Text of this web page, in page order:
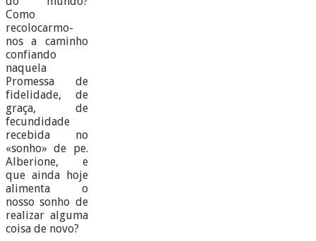
Como
recolocarmo-
nos a caminho
confiando
naquela
Promessa de
fidelidade, de
graça, de
fecundidade
recebida no
«sonho» de pe.
Alberione, e
que ainda hoje
alimenta o
nosso sonho de
realizar alguma
coisa de novo?